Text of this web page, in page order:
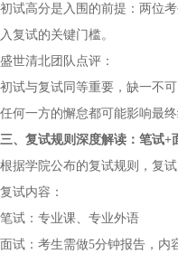
初试高分是入围的前提：两位
入复试的关键门槛。
盛世清北团队点评：
初试与复试同等重要，缺一不
任何一方的懈怠都可能影响最终
三、复试规则深度解读：笔试+
根据学院公布的复试规则，复
复试内容：
笔试：专业课、专业外语
面试：考生需做5分钟报告，内